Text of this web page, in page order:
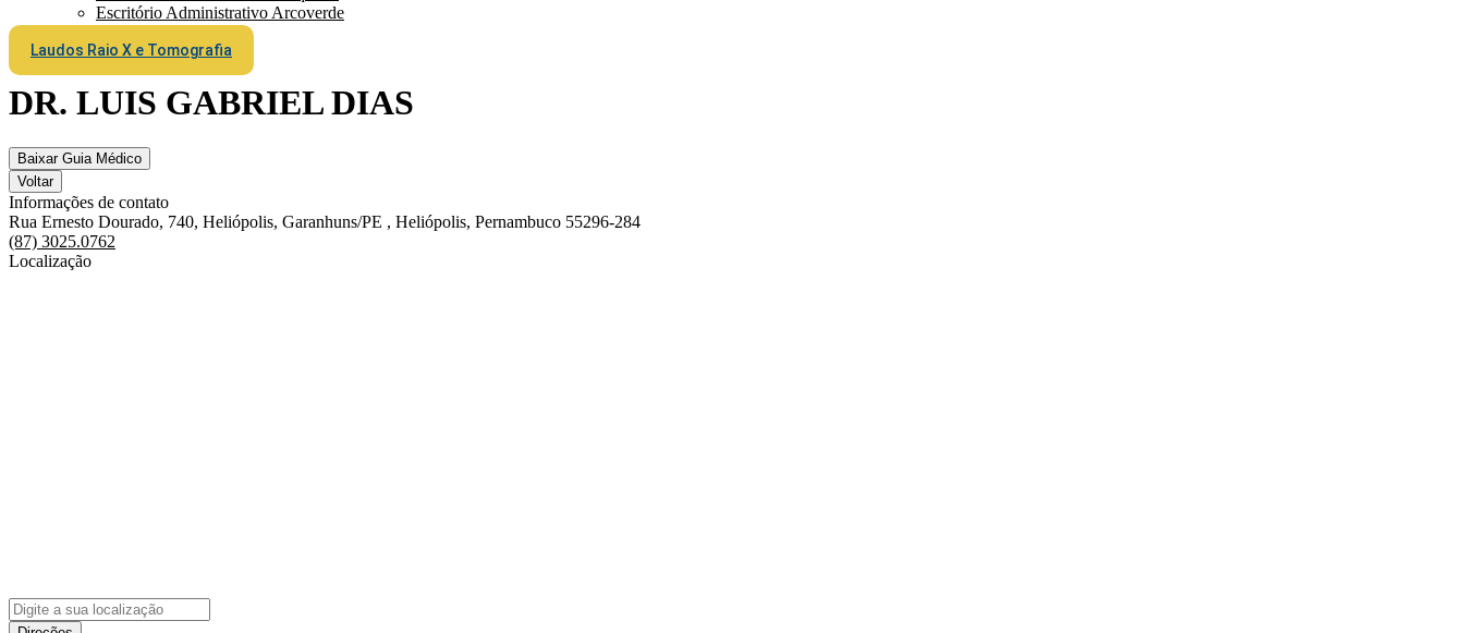
Escritório Administrativo Arcoverde
Laudos Raio X e Tomografia
DR. LUIS GABRIEL DIAS
Baixar Guia Médico
Voltar
Informações de contato
Rua Ernesto Dourado, 740, Heliópolis, Garanhuns/PE , Heliópolis, Pernambuco 55296-284
(87) 3025.0762
Localização